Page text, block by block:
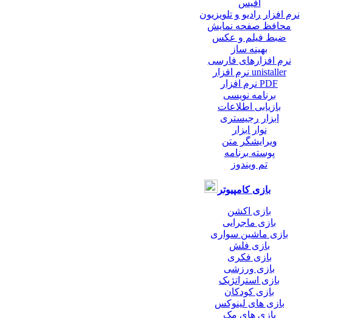
آفیس
نرم افزار رادیو و تلویزیون
محافظ صفحه نمایش
ضبط فيلم و عكس
بهینه ساز
نرم افزارهای فارسی
نرم افزار unistaller
نرم افزار PDF
برنامه نویسی
بازیابی اطلاعات
ابزار رجیستری
نوار ابزار
ویرایشگر متن
پوسته برنامه
تم ویندوز
بازی کامپیوتر
بازی اکشن
بازی ماجرایی
بازی ماشین سواری
بازی فلش
بازی فکری
بازی ورزشی
بازی استراتژیک
بازی کودکان
بازی های لینوکس
بازی های مک